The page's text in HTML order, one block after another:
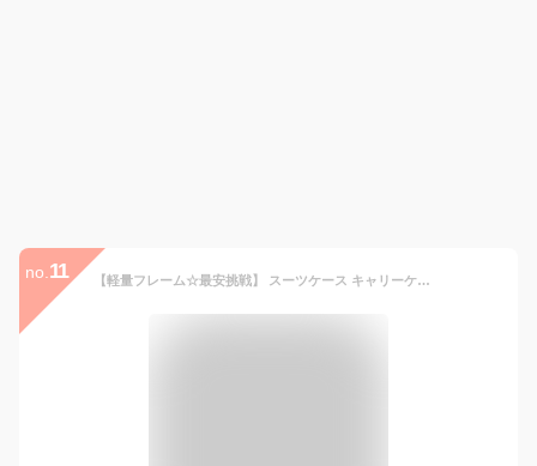
no. 11 【軽量フレーム☆最安挑戦】 スーツケース キャリーケース M サイズ 軽量 フレームタイプ 60L級 静音 ダブルキャスター TSA ダイヤルロック キャリーバッグ ハード アルミフレーム トランク M 軽い 海外 旅行用 3泊4日 4泊 5泊 1週間 女性OK 送料無料 あす楽対応